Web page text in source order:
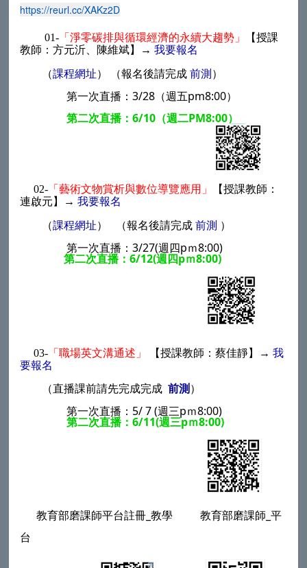
https://reurl.cc/XAKz2D
01- 「淨零碳排與循環經濟的永續大趨勢」
【授課
教師：方元沂、陳維斌】
→ 我要報名
（課程網址） （報名後請完成 前測）
第一次直播：3/28（週五pm8:00）
第二次直播：6/10（週二PM8:00）
02- 「藝術文物賞析與數位導覽應用」
【授課教師：
連啟元】→我要報名
（課程網址） （報名後請完成 前測 ）
第一次直播：3/27(週四pｍ8:00)
第二次直播：6/12(週四pｍ8:00)
03- 「職場英文溝通述」 【授課教師：蔡佳靜】→我
要報名
（直播課前請先完成完成前測）
第一次直播： 5/ 7(週三pｍ8:00)
第二次直播：6/11(週三pｍ8:00)
教育部磨課師平台註冊_教學 教育部磨課師_平
台